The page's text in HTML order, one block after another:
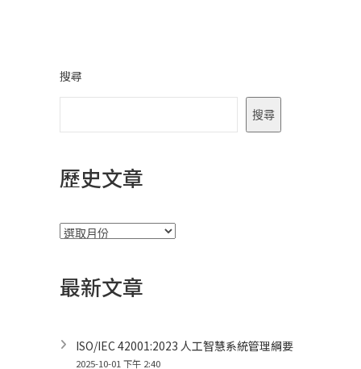
搜尋
搜尋
歷史文章
彙
最新文章
ISO/IEC 42001:2023 人工智慧系統管理綱要
2025-10-01 下午 2:40